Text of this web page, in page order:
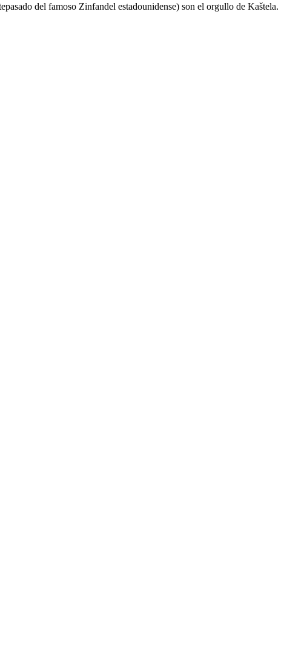
del famoso Zinfandel estadounidense) son el orgullo de Kaštela.